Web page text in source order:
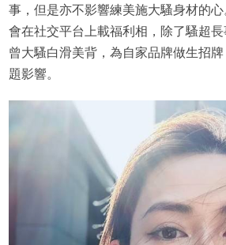
事，但是亦不影響練美施大騷身材的
會在社交平台上載福利相，除了騷超
曾大騷白滑美背，為自家品牌做生招
題影響。